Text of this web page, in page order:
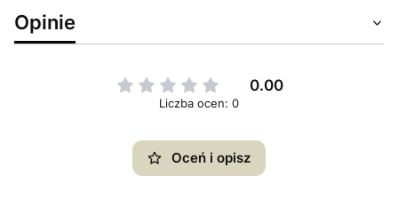
Opinie
0.00
Liczba ocen: 0
Oceń i opisz